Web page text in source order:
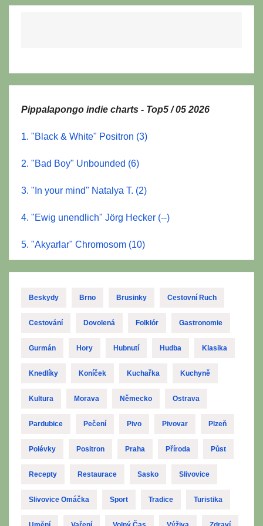
Pippalapongo indie charts - Top5 / 05 2026
1. "Black & White" Positron (3)
2. "Bad Boy" Unbounded (6)
3. "In your mind" Natalya T. (2)
4. "Ewig unendlich" Jörg Hecker (--)
5. "Akyarlar" Chromosom (10)
Beskydy Brno Brusinky Cestovní Ruch
Cestování Dovolená Folklór Gastronomie
Gurmán Hory Hubnutí Hudba Klasika
Knedlíky Koníček Kuchařka Kuchyně
Kultura Morava Německo Ostrava
Pardubice Pečení Pivo Pivovar Plzeň
Polévky Positron Praha Příroda Půst
Recepty Restaurace Sasko Slivovice
Slivovice Omáčka Sport Tradice Turistika